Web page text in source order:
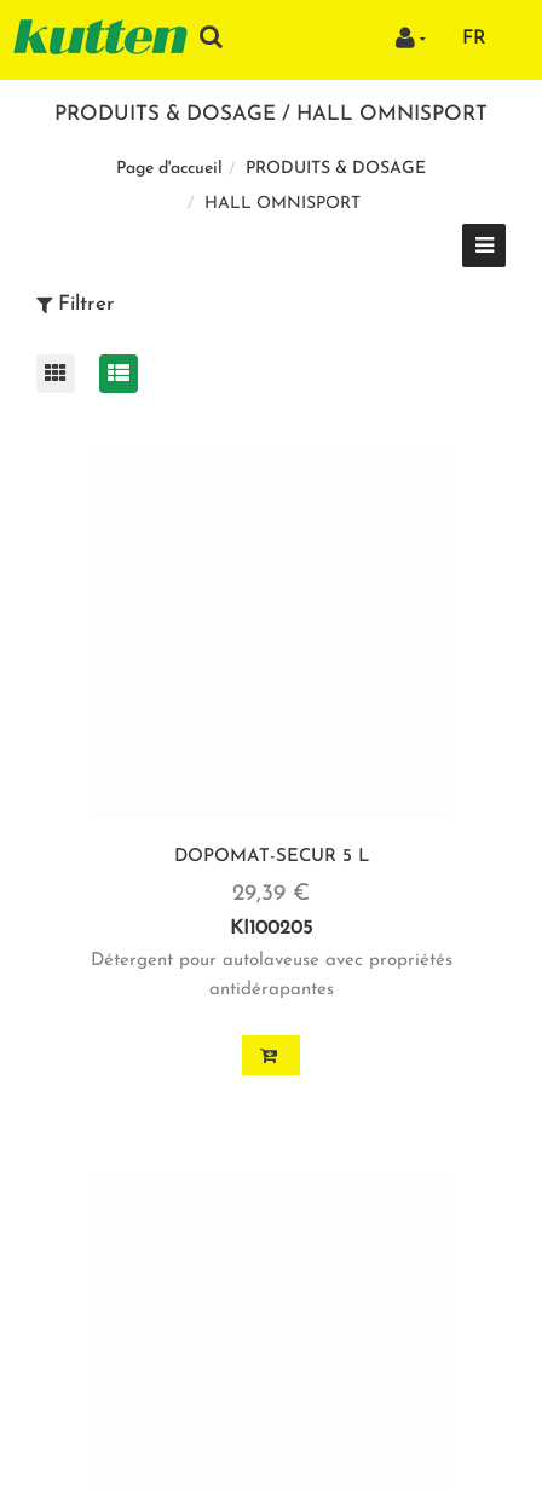
FR
PRODUITS & DOSAGE / HALL OMNISPORT
Page d'accueil
PRODUITS & DOSAGE
HALL OMNISPORT
Filtrer
DOPOMAT-SECUR 5 L
29,39 €
KI100205
Détergent pour autolaveuse avec propriétés
antidérapantes